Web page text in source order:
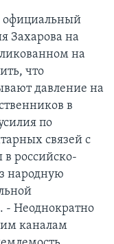
официальный
Захарова на
на
что
давление на
в
по
связей с
российско-
народную
- Неоднократно
каналам